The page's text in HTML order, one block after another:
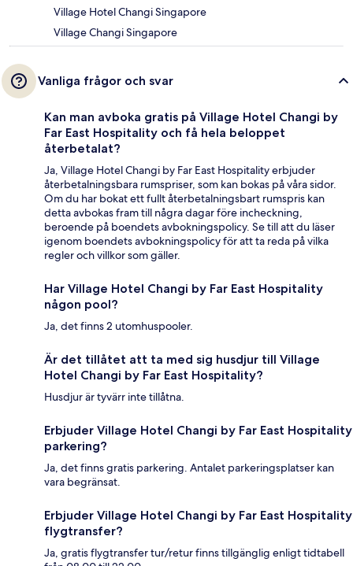
Village Hotel Changi Singapore
Village Changi Singapore
Vanliga frågor och svar
Kan man avboka gratis på Village Hotel Changi by
Far East Hospitality och få hela beloppet
återbetalat?
Ja, Village Hotel Changi by Far East Hospitality erbjuder
återbetalningsbara rumspriser, som kan bokas på våra sidor.
Om du har bokat ett fullt återbetalningsbart rumspris kan
detta avbokas fram till några dagar före incheckning,
beroende på boendets avbokningspolicy. Se till att du läser
igenom boendets avbokningspolicy för att ta reda på vilka
regler och villkor som gäller.
Har Village Hotel Changi by Far East Hospitality
någon pool?
Ja, det finns 2 utomhuspooler.
Är det tillåtet att ta med sig husdjur till Village
Hotel Changi by Far East Hospitality?
Husdjur är tyvärr inte tillåtna.
Erbjuder Village Hotel Changi by Far East Hospitality
parkering?
Ja, det finns gratis parkering. Antalet parkeringsplatser kan
vara begränsat.
Erbjuder Village Hotel Changi by Far East Hospitality
flygtransfer?
Ja, gratis flygtransfer tur/retur finns tillgänglig enligt tidtabell